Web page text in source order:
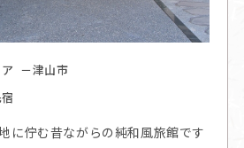
－津山市
に佇む昔ながらの純和風旅館です